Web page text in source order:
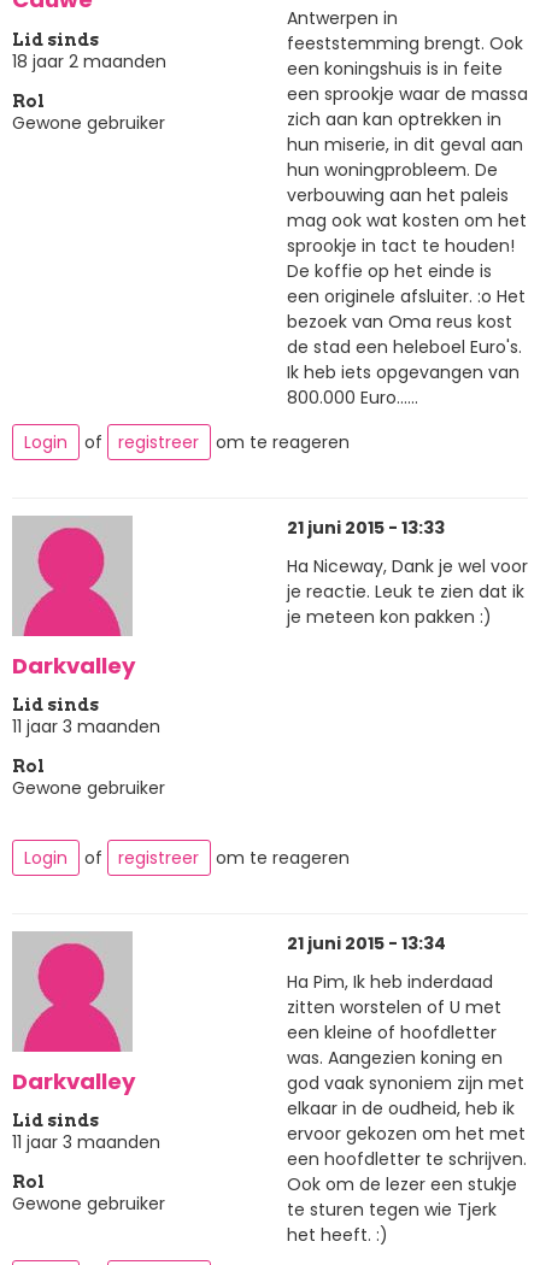
Lid sinds
18 jaar 2 maanden
Rol
Gewone gebruiker
Antwerpen in
feeststemming brengt. Ook
een koningshuis is in feite
een sprookje waar de massa
zich aan kan optrekken in
hun miserie, in dit geval aan
hun woningprobleem. De
verbouwing aan het paleis
mag ook wat kosten om het
sprookje in tact te houden!
De koffie op het einde is
een originele afsluiter. :o Het
bezoek van Oma reus kost
de stad een heleboel Euro's.
Ik heb iets opgevangen van
800.000 Euro......
Login
of registreer om te reageren
Darkvalley
Lid sinds
11 jaar 3 maanden
Rol
Gewone gebruiker
21 juni 2015 - 13:33
Ha Niceway, Dank je wel voor
je reactie. Leuk te zien dat ik
je meteen kon pakken :)
Login of registreer om te reageren
Darkvalley
Lid sinds
11 jaar 3 maanden
Rol
Gewone gebruiker
21 juni 2015 - 13:34
Ha Pim, Ik heb inderdaad
zitten worstelen of U met
een kleine of hoofdletter
was. Aangezien koning en
god vaak synoniem zijn met
elkaar in de oudheid, heb ik
ervoor gekozen om het met
een hoofdletter te schrijven.
Ook om de lezer een stukje
te sturen tegen wie Tjerk
het heeft. :)